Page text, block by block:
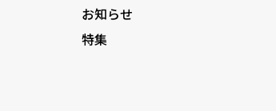
お知らせ
特集